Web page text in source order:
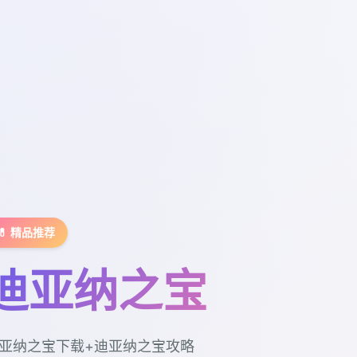
精品推荐
亚纳之宝
纳之宝下载+迪亚纳之宝攻略